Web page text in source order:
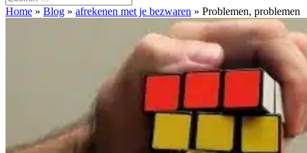
Home » Blog » afrekenen met je bezwaren » Problemen, problemen